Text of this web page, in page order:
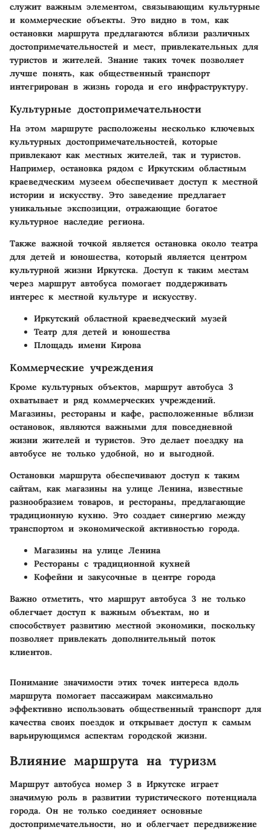
служит важным элементом, связывающим культурные
и коммерческие объекты. Это видно в том, как
остановки маршрута предлагаются вблизи различных
достопримечательностей и мест, привлекательных для
туристов и жителей. Знание таких точек позволяет
лучше понять, как общественный транспорт
интегрирован в жизнь города и его инфраструктуру.
Культурные достопримечательности
На этом маршруте расположены несколько ключевых
культурных достопримечательностей, которые
привлекают как местных жителей, так и туристов.
Например, остановка рядом с Иркутским областным
краеведческим музеем обеспечивает доступ к местной
истории и искусству. Это заведение предлагает
уникальные экспозиции, отражающие богатое
культурное наследие региона.
Также важной точкой является остановка около театра
для детей и юношества, который является центром
культурной жизни Иркутска. Доступ к таким местам
через маршрут автобуса помогает поддерживать
интерес к местной культуре и искусству.
Иркутский областной краеведческий музей
Театр для детей и юношества
Площадь имени Кировa
Коммерческие учреждения
Кроме культурных объектов, маршрут автобуса 3
охватывает и ряд коммерческих учреждений.
Магазины, рестораны и кафе, расположенные вблизи
остановок, являются важными для повседневной
жизни жителей и туристов. Это делает поездку на
автобусе не только удобной, но и выгодной.
Остановки маршрута обеспечивают доступ к таким
сайтам, как магазины на улице Ленина, известные
разнообразием товаров, и рестораны, предлагающие
традиционную кухню. Это создает синергию между
транспортом и экономической активностью города.
Магазины на улице Ленина
Рестораны с традиционной кухней
Кофейни и закусочные в центре города
Важно отметить, что маршрут автобуса 3 не только
облегчает доступ к важным объектам, но и
способствует развитию местной экономики, поскольку
позволяет привлекать дополнительный поток
клиентов.
Понимание значимости этих точек интереса вдоль
маршрута помогает пассажирам максимально
эффективно использовать общественный транспорт для
качества своих поездок и открывает доступ к самым
варьирующимся аспектам городской жизни.
Влияние маршрута на туризм
Маршрут автобуса номер 3 в Иркутске играет
значимую роль в развитии туристического потенциала
города. Он не только соединяет основные
достопримечательности, но и облегчает передвижение